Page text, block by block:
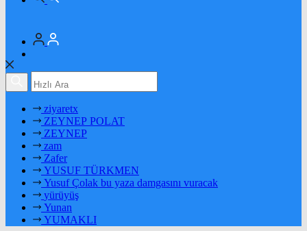
ziyaretx
ZEYNEP POLAT
ZEYNEP
zam
Zafer
YUSUF TÜRKMEN
Yusuf Çolak bu yaza damgasını vuracak
yürüyüş
Yunan
YUMAKLI